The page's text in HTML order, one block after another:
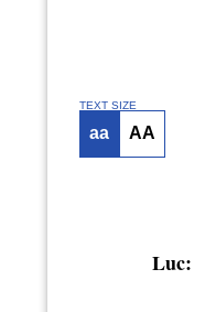
TEXT SIZE
aa AA
Luc: